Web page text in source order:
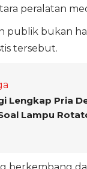
peralatan
publik bukan
tersebut.
Lengkap Pria
Lampu
berkembang